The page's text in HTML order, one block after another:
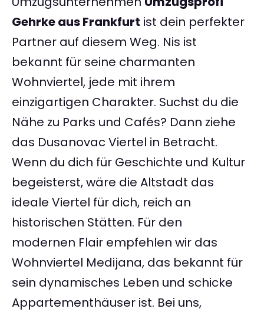
Gehrke aus Frankfurt ist dein perfekter
Partner auf diesem Weg. Nis ist
bekannt für seine charmanten
Wohnviertel, jede mit ihrem
einzigartigen Charakter. Suchst du die
Nähe zu Parks und Cafés? Dann ziehe
das Dusanovac Viertel in Betracht.
Wenn du dich für Geschichte und Kultur
begeisterst, wäre die Altstadt das
ideale Viertel für dich, reich an
historischen Stätten. Für den
modernen Flair empfehlen wir das
Wohnviertel Medijana, das bekannt für
sein dynamisches Leben und schicke
Appartementhäuser ist. Bei uns,